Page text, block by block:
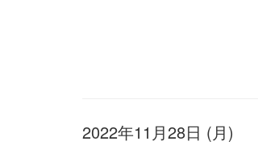
2022年11月28日 (月)